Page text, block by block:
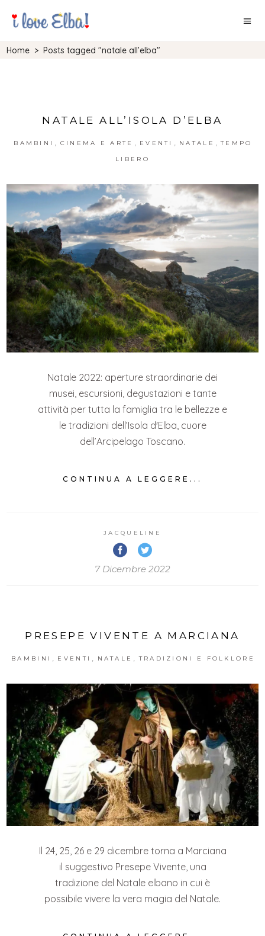
Home >Posts tagged "natale all’elba"
NATALE ALL’ISOLA D’ELBA
BAMBINI , CINEMA E ARTE , EVENTI , NATALE , TEMPO
LIBERO
Natale 2022: aperture straordinarie dei
musei, escursioni, degustazioni e tante
attività per tutta la famiglia tra le bellezze e
le tradizioni dell’Isola d'Elba, cuore
dell’Arcipelago Toscano.
CONTINUA A LEGGERE...
JACQUELINE
7 Dicembre 2022
PRESEPE VIVENTE A MARCIANA
BAMBINI , EVENTI , NATALE , TRADIZIONI E FOLKLORE
Il 24, 25, 26 e 29 dicembre torna a Marciana
il suggestivo Presepe Vivente, una
tradizione del Natale elbano in cui è
possibile vivere la vera magia del Natale.